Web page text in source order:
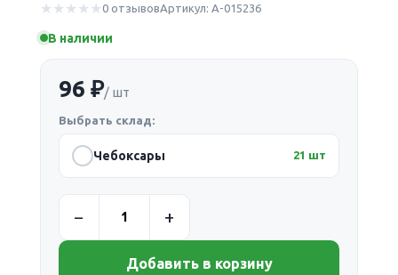
0 отзывовАртикул: А-015236
В наличии
96 ₽/ шт
Выбрать склад:
Чебоксары 21 шт
Добавить в корзину